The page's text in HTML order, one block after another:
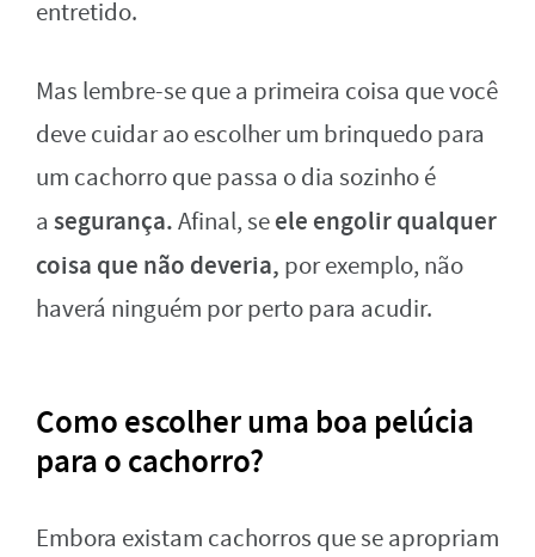
entretido.
Mas lembre-se que a primeira coisa que você
deve cuidar ao escolher um brinquedo para
um cachorro que passa o dia sozinho é
a segurança.Afinal, seele engolir qualquer
coisa que não deveria, por exemplo, não
haverá ninguém por perto para acudir.
Como escolher uma boa pelúcia
para o cachorro?
Embora existam cachorros que se apropriam